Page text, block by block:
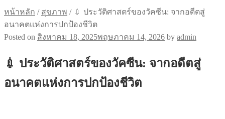
หน้าหลัก / สุขภาพ / 💉 ประวัติศาสตร์ของวัคซีน: จากอดีตสู่
อนาคตแห่งการปกป้องชีวิต
Posted on สิงหาคม 18, 2025พฤษภาคม 14, 2026 by admin
💉 ประวัติศาสตร์ของวัคซีน: จากอดีตสู่
อนาคตแห่งการปกป้องชีวิต